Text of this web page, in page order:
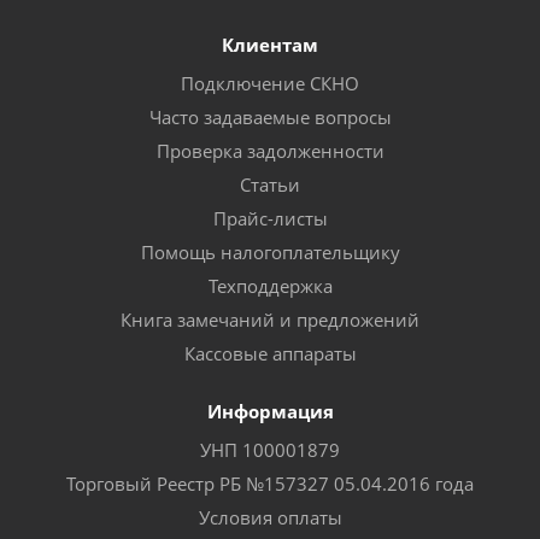
Клиентам
Подключение СКНО
Часто задаваемые вопросы
Проверка задолженности
Статьи
Прайс-листы
Помощь налогоплательщику
Техподдержка
Книга замечаний и предложений
Кассовые аппараты
Информация
УНП 100001879
Торговый Реестр РБ №157327 05.04.2016 года
Условия оплаты